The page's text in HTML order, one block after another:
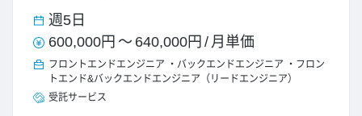
週5日
600,000円 ～ 640,000円 / 月単価
フロントエンドエンジニア バックエンドエンジニア
フロン
トエンド&バックエンドエンジニア（リードエンジニア）
受託サービス